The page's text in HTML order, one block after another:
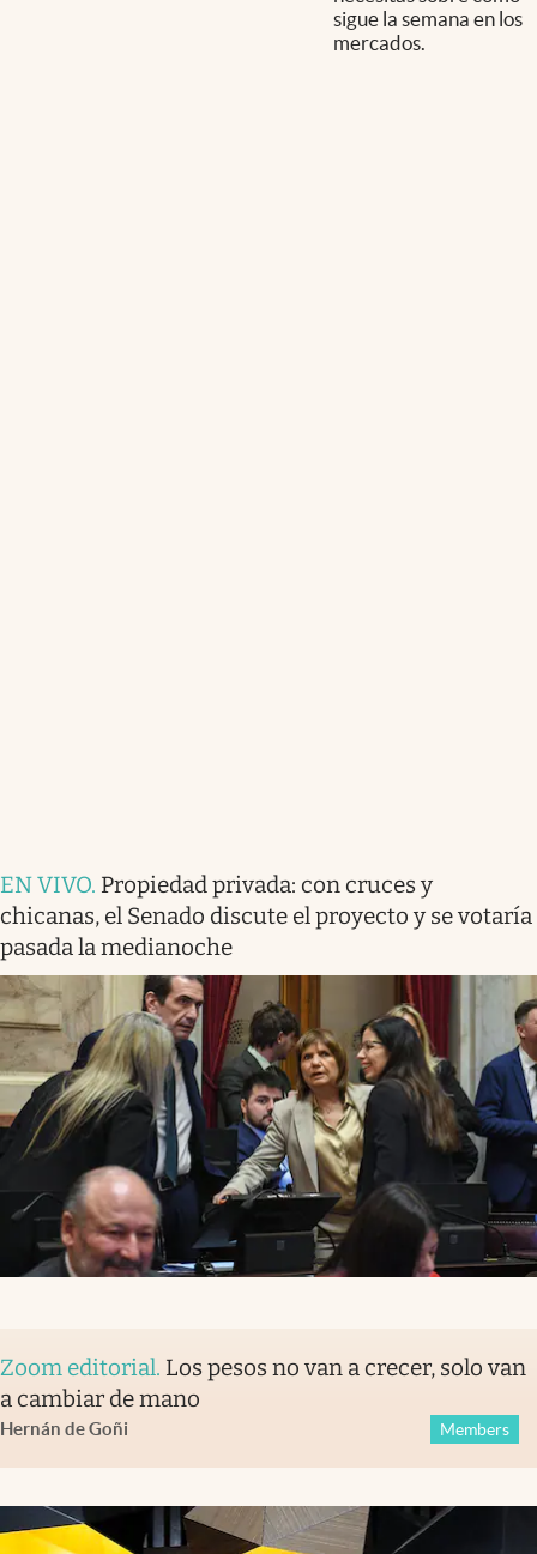
sigue la semana en los
mercados.
EN VIVO. Propiedad privada: con cruces y
chicanas, el Senado discute el proyecto y se votaría
pasada la medianoche
Zoom editorial. Los pesos no van a crecer, solo van
a cambiar de mano
Hernán de Goñi Members